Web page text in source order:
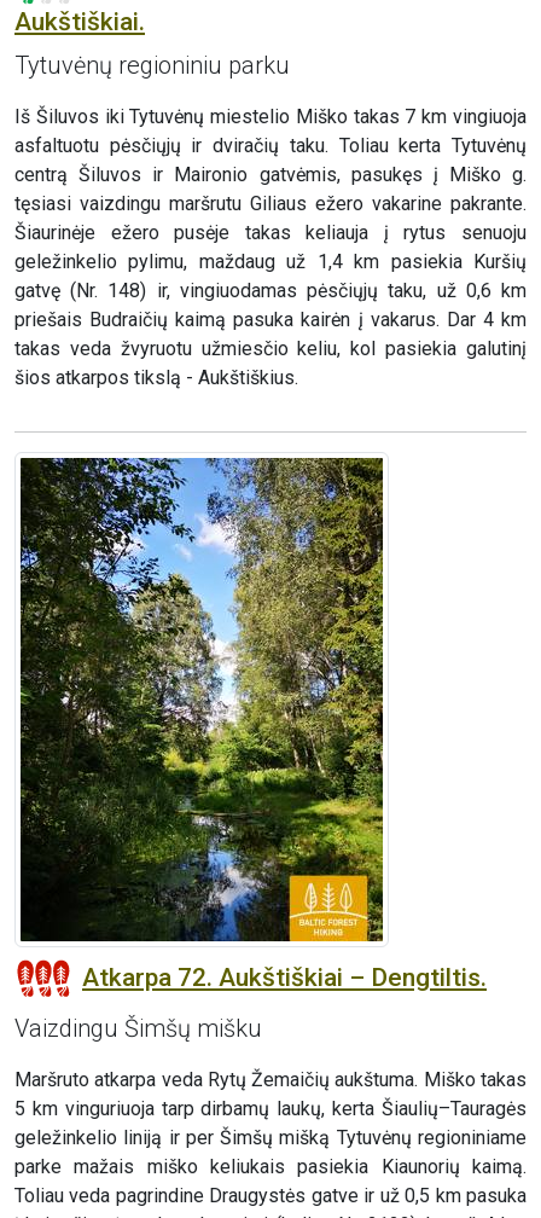
Aukštiškiai.
Tytuvėnų regioniniu parku
Iš Šiluvos iki Tytuvėnų miestelio Miško takas 7 km vingiuoja
asfaltuotu pėsčiųjų ir dviračių taku. Toliau kerta Tytuvėnų
centrą Šiluvos ir Maironio gatvėmis, pasukęs į Miško g.
tęsiasi vaizdingu maršrutu Giliaus ežero vakarine pakrante.
Šiaurinėje ežero pusėje takas keliauja į rytus senuoju
geležinkelio pylimu, maždaug už 1,4 km pasiekia Kuršių
gatvę (Nr. 148) ir, vingiuodamas pėsčiųjų taku, už 0,6 km
priešais Budraičių kaimą pasuka kairėn į vakarus. Dar 4 km
takas veda žvyruotu užmiesčio keliu, kol pasiekia galutinį
šios atkarpos tikslą - Aukštiškius.
Atkarpa 72. Aukštiškiai – Dengtiltis.
Vaizdingu Šimšų mišku
Maršruto atkarpa veda Rytų Žemaičių aukštuma. Miško takas
5 km vinguriuoja tarp dirbamų laukų, kerta Šiaulių–Tauragės
geležinkelio liniją ir per Šimšų mišką Tytuvėnų regioniniame
parke mažais miško keliukais pasiekia Kiaunorių kaimą.
Toliau veda pagrindine Draugystės gatve ir už 0,5 km pasuka